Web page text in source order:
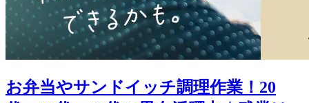
お弁当やサンドイッチ調理作業！20